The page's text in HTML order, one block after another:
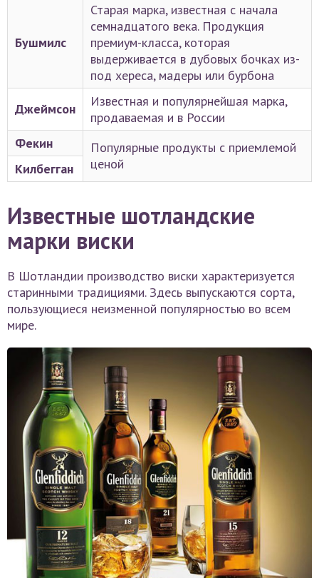
Бушмилс
Старая марка, известная с начала
семнадцатого века. Продукция
премиум-класса, которая
выдерживается в дубовых бочках из-
под хереса, мадеры или бурбона
Джеймсон
Известная и популярнейшая марка,
продаваемая и в России
Фекин
Популярные продукты с приемлемой
ценой
Килбегган
Известные шотландские
марки виски
В Шотландии производство виски характеризуется
старинными традициями. Здесь выпускаются сорта,
пользующиеся неизменной популярностью во всем
мире.